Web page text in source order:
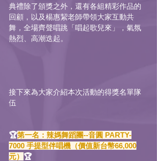
典禮除了頒獎之外，還有各組精彩作品的
回顧，以及楊惠絜老師帶領大家互動共
舞，全場齊聲唱跳「唱起歌兒來」，氣氛
熱烈、高潮迭起。
接下來為大家介紹本次活動的得獎名單隊
伍
🏆第一名：辣媽舞蹈團--音圓 PARTY-
7000 手提型伴唱機（價值新台幣66,000
元） 🏆